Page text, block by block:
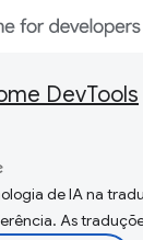
DevTools
de IA na
As